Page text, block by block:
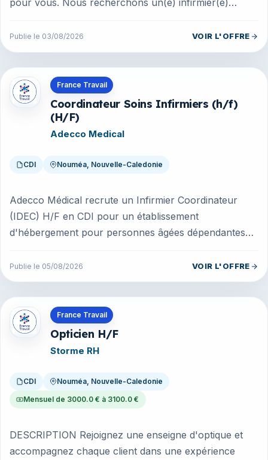
pour vous. Nous recherchons un(e) infirmier(e)
Publie le 03/08/2026 VOIR L'OFFRE
France Travail
Coordinateur Soins Infirmiers (h/f)
(H/F)
Adecco Medical
CDI Nouméa, Nouvelle-Caledonie
Adecco Médical recrute un Infirmier Coordinateur
(IDEC) H/F en CDI pour un établissement
d'hébergement pour personnes âgées dépendantes
Publie le 05/08/2026 VOIR L'OFFRE
Offres en Nouvelle-Caledonie
France Travail
Opticien H/F
Storme RH
CDI Nouméa, Nouvelle-Caledonie
Mensuel de 3000.0 € à 3100.0 €
DESCRIPTION Rejoignez une enseigne d'optique et
accompagnez chaque client dans une expérience
Offres en Nouvelle-Caledonie